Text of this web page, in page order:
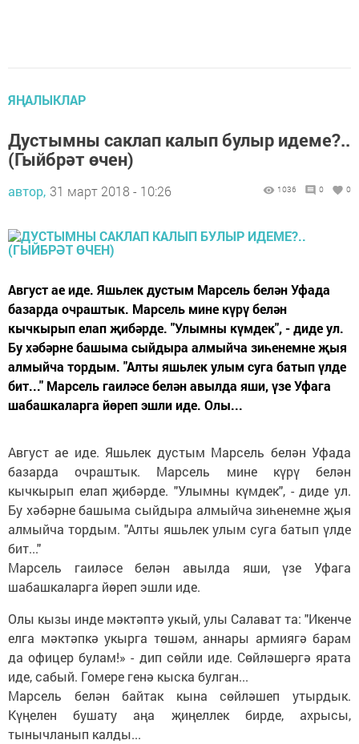
ЯҢАЛЫКЛАР
Дустымны саклап калып булыр идеме?..
(Гыйбрәт өчен)
автор, 31 март 2018 - 10:26 1036 0 0
Август ае иде. Яшьлек дустым Марсель белән Уфада
базарда очраштык. Марсель мине күрү белән
кычкырып елап җибәрде. "Улымны күмдек", - диде ул.
Бу хәбәрне башыма сыйдыра алмыйча зиһенемне җыя
алмыйча тордым. "Алты яшьлек улым суга батып үлде
бит..." Марсель гаиләсе белән авылда яши, үзе Уфага
шабашкаларга йөреп эшли иде. Олы...
Август ае иде. Яшьлек дустым Марсель белән Уфада
базарда очраштык. Марсель мине күрү белән
кычкырып елап җибәрде. "Улымны күмдек", - диде ул.
Бу хәбәрне башыма сыйдыра алмыйча зиһенемне җыя
алмыйча тордым. "Алты яшьлек улым суга батып үлде
бит..."
Марсель гаиләсе белән авылда яши, үзе Уфага
шабашкаларга йөреп эшли иде.
Олы кызы инде мәктәптә укый, улы Салават та: "Икенче
елга мәктәпкә укырга төшәм, аннары армиягә барам
да офицер булам!» - дип сөйли иде. Сөйләшергә ярата
иде, сабый. Гомере генә кыска булган...
Марсель белән байтак кына сөйләшеп утырдык.
Күңелен бушату аңа җиңеллек бирде, ахрысы,
тынычланып калды...